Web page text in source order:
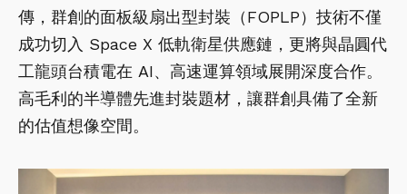
傳，群創的面板級扇出型封裝（FOPLP）技術不僅
成功切入 Space X 低軌衛星供應鏈，更將與晶圓代
工龍頭台積電在 AI、高速運算領域展開深度合作。
高毛利的半導體先進封裝題材，讓群創具備了全新
的估值想像空間。